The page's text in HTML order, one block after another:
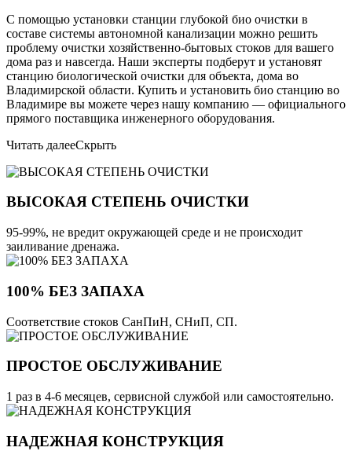
С помощью установки станции глубокой био очистки в
составе системы автономной канализации можно решить
проблему очистки хозяйственно-бытовых стоков для вашего
дома раз и навсегда. Наши эксперты подберут и установят
станцию биологической очистки для объекта, дома во
Владимирской области. Купить и установить био станцию во
Владимире вы можете через нашу компанию — официального
прямого поставщика инженерного оборудования.
Читать далееСкрыть
ВЫСОКАЯ СТЕПЕНЬ ОЧИСТКИ
95-99%, не вредит окружающей среде и не происходит
заиливание дренажа.
100% БЕЗ ЗАПАХА
Соответствие стоков СанПиН, СНиП, СП.
ПРОСТОЕ ОБСЛУЖИВАНИЕ
1 раз в 4-6 месяцев, сервисной службой или самостоятельно.
НАДЕЖНАЯ КОНСТРУКЦИЯ